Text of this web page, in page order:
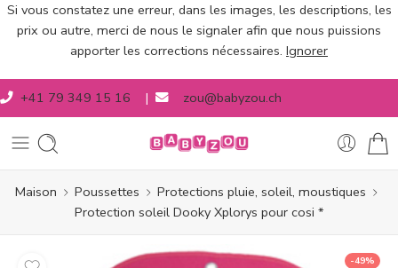
Si vous constatez une erreur, dans les images, les descriptions, les
prix ou autre, merci de nous le signaler afin que nous puissions
apporter les corrections nécessaires. Ignorer
+41 79 349 15 16 | zou@babyzou.ch
Maison Poussettes
Protections pluie, soleil, moustiques
Protection soleil Dooky Xplorys pour cosi *
-49%